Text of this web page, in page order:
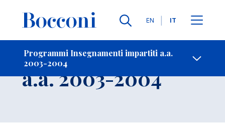
Lingue
EN IT
Programmi Insegnamenti impartiti a.a.
2003-2004
-
Insegnamento
a.a. 2003-2004